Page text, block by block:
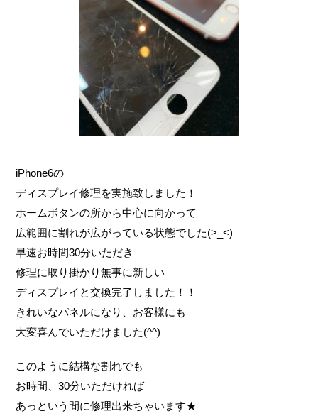
iPhone6の
ディスプレイ修理を実施致しました！
ホームボタンの所から中心に向かって
広範囲に割れが広がっている状態でした(>_<)
早速お時間30分いただき
修理に取り掛かり無事に新しい
ディスプレイと交換完了しました！！
きれいなパネルになり、お客様にも
大変喜んでいただけました(^^)
このように結構な割れでも
お時間、30分いただければ
あっという間に修理出来ちゃいます★